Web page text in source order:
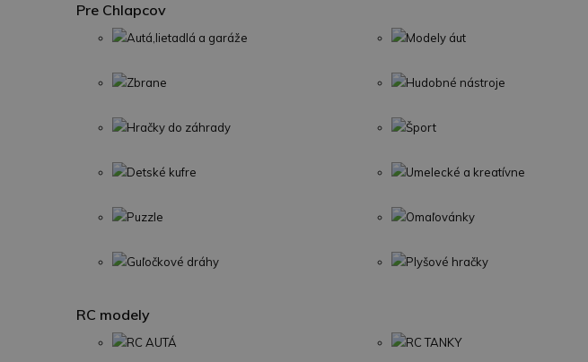
Pre Chlapcov
Autá,lietadlá a garáže Modely áut
Zbrane Hudobné nástroje
Hračky do záhrady Šport
Detské kufre Umelecké a kreatívne
Puzzle Omaľovánky
Guľočkové dráhy Plyšové hračky
RC modely
RC AUTÁ RC TANKY